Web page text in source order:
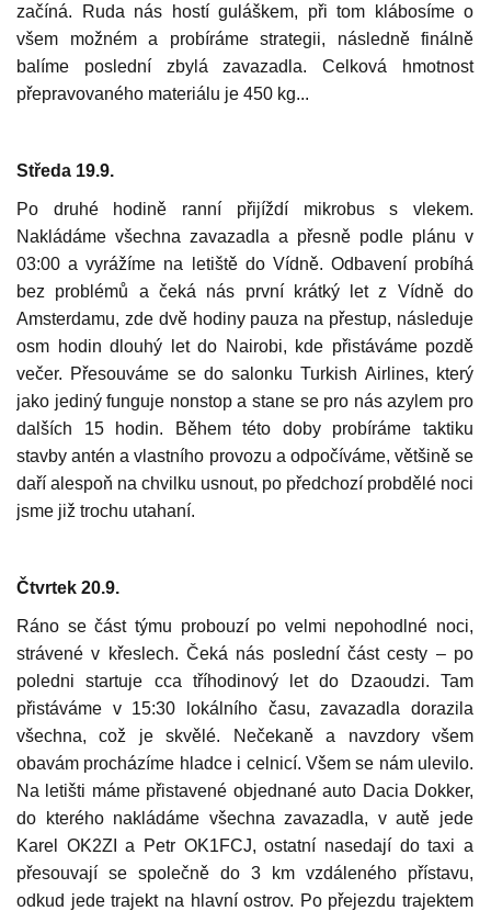
začíná. Ruda nás hostí guláškem, při tom klábosíme o
všem možném a probíráme strategii, následně finálně
balíme poslední zbylá zavazadla. Celková hmotnost
přepravovaného materiálu je 450 kg...
Středa 19.9.
Po druhé hodině ranní přijíždí mikrobus s vlekem.
Nakládáme všechna zavazadla a přesně podle plánu v
03:00 a vyrážíme na letiště do Vídně. Odbavení probíhá
bez problémů a čeká nás první krátký let z Vídně do
Amsterdamu, zde dvě hodiny pauza na přestup, následuje
osm hodin dlouhý let do Nairobi, kde přistáváme pozdě
večer. Přesouváme se do salonku Turkish Airlines, který
jako jediný funguje nonstop a stane se pro nás azylem pro
dalších 15 hodin. Během této doby probíráme taktiku
stavby antén a vlastního provozu a odpočíváme, většině se
daří alespoň na chvilku usnout, po předchozí probdělé noci
jsme již trochu utahaní.
Čtvrtek 20.9.
Ráno se část týmu probouzí po velmi nepohodlné noci,
strávené v křeslech. Čeká nás poslední část cesty – po
poledni startuje cca tříhodinový let do Dzaoudzi. Tam
přistáváme v 15:30 lokálního času, zavazadla dorazila
všechna, což je skvělé. Nečekaně a navzdory všem
obavám procházíme hladce i celnicí. Všem se nám ulevilo.
Na letišti máme přistavené objednané auto Dacia Dokker,
do kterého nakládáme všechna zavazadla, v autě jede
Karel OK2ZI a Petr OK1FCJ, ostatní nasedají do taxi a
přesouvají se společně do 3 km vzdáleného přístavu,
odkud jede trajekt na hlavní ostrov. Po přejezdu trajektem